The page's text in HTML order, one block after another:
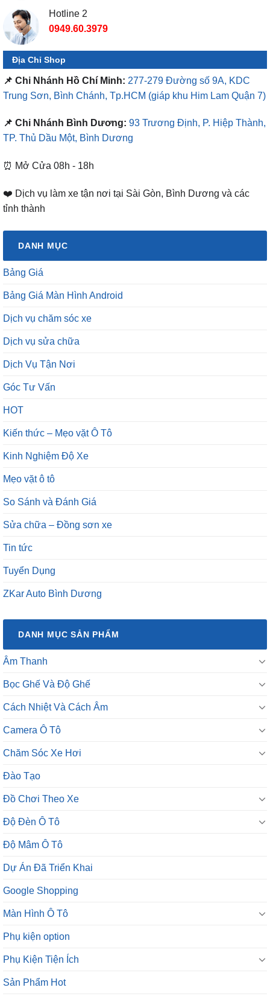
Hotline 2
0949.60.3979
Địa Chỉ Shop
📌 Chi Nhánh Hồ Chí Minh: 277-279 Đường số 9A, KDC
Trung Sơn, Bình Chánh, Tp.HCM (giáp khu Him Lam Quận 7)
📌 Chi Nhánh Bình Dương: 93 Trương Định, P. Hiệp Thành,
TP. Thủ Dầu Một, Bình Dương
⏰ Mở Cửa 08h - 18h
❤️ Dịch vụ làm xe tận nơi tại Sài Gòn, Bình Dương và các
tỉnh thành
DANH MỤC
Bảng Giá
Bảng Giá Màn Hình Android
Dịch vụ chăm sóc xe
Dịch vụ sửa chữa
Dịch Vụ Tận Nơi
Góc Tư Vấn
HOT
Kiến thức – Mẹo vặt Ô Tô
Kinh Nghiệm Độ Xe
Mẹo vặt ô tô
So Sánh và Đánh Giá
Sửa chữa – Đồng sơn xe
Tin tức
Tuyển Dụng
ZKar Auto Bình Dương
DANH MỤC SẢN PHẨM
Âm Thanh
Bọc Ghế Và Độ Ghế
Cách Nhiệt Và Cách Âm
Camera Ô Tô
Chăm Sóc Xe Hơi
Đào Tạo
Đồ Chơi Theo Xe
Độ Đèn Ô Tô
Độ Mâm Ô Tô
Dự Án Đã Triển Khai
Google Shopping
Màn Hình Ô Tô
Phụ kiện option
Phụ Kiện Tiện Ích
Sản Phẩm Hot